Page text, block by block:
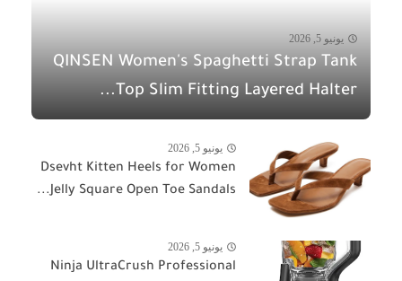
يونيو 5, 2026
QINSEN Women's Spaghetti Strap Tank
Top Slim Fitting Layered Halter...
يونيو 5, 2026
Dsevht Kitten Heels for Women
Jelly Square Open Toe Sandals...
يونيو 5, 2026
Ninja UltraCrush Professional